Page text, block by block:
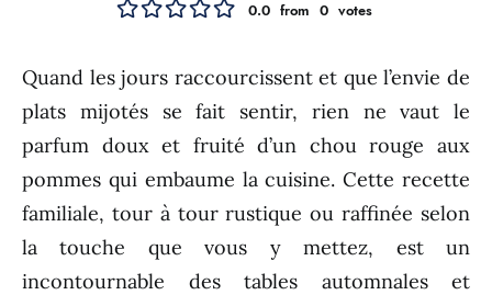
0.0 from 0 votes
Quand les jours raccourcissent et que l’envie de
plats mijotés se fait sentir, rien ne vaut le
parfum doux et fruité d’un chou rouge aux
pommes qui embaume la cuisine. Cette recette
familiale, tour à tour rustique ou raffinée selon
la touche que vous y mettez, est un
incontournable des tables automnales et